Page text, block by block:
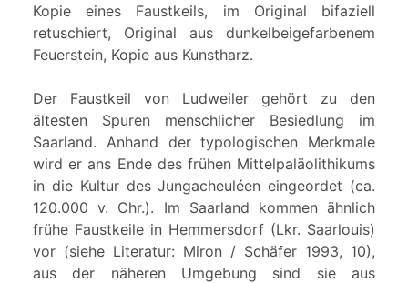
Kopie eines Faustkeils, im Original bifaziell
retuschiert, Original aus dunkelbeigefarbenem
Feuerstein, Kopie aus Kunstharz.
Der Faustkeil von Ludweiler gehört zu den
ältesten Spuren menschlicher Besiedlung im
Saarland. Anhand der typologischen Merkmale
wird er ans Ende des frühen Mittelpaläolithikums
in die Kultur des Jungacheuléen eingeordet (ca.
120.000 v. Chr.). Im Saarland kommen ähnlich
frühe Faustkeile in Hemmersdorf (Lkr. Saarlouis)
vor (siehe Literatur: Miron / Schäfer 1993, 10),
aus der näheren Umgebung sind sie aus